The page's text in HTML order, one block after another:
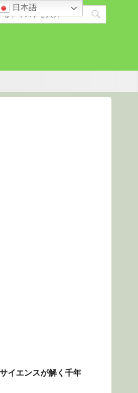
イエンスが解く千年
日本語